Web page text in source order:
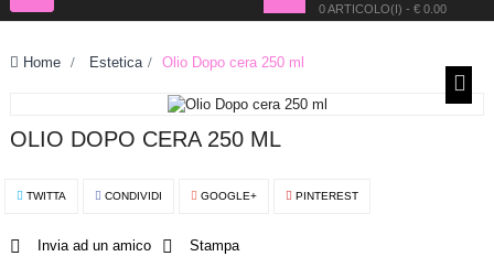
0 ARTICOLO(I) - € 0.00
Toggle
Home > Estetica > Olio Dopo cera 250 ml
OLIO DOPO CERA 250 ML
TWITTA CONDIVIDI GOOGLE+ PINTEREST
Invia ad un amico Stampa